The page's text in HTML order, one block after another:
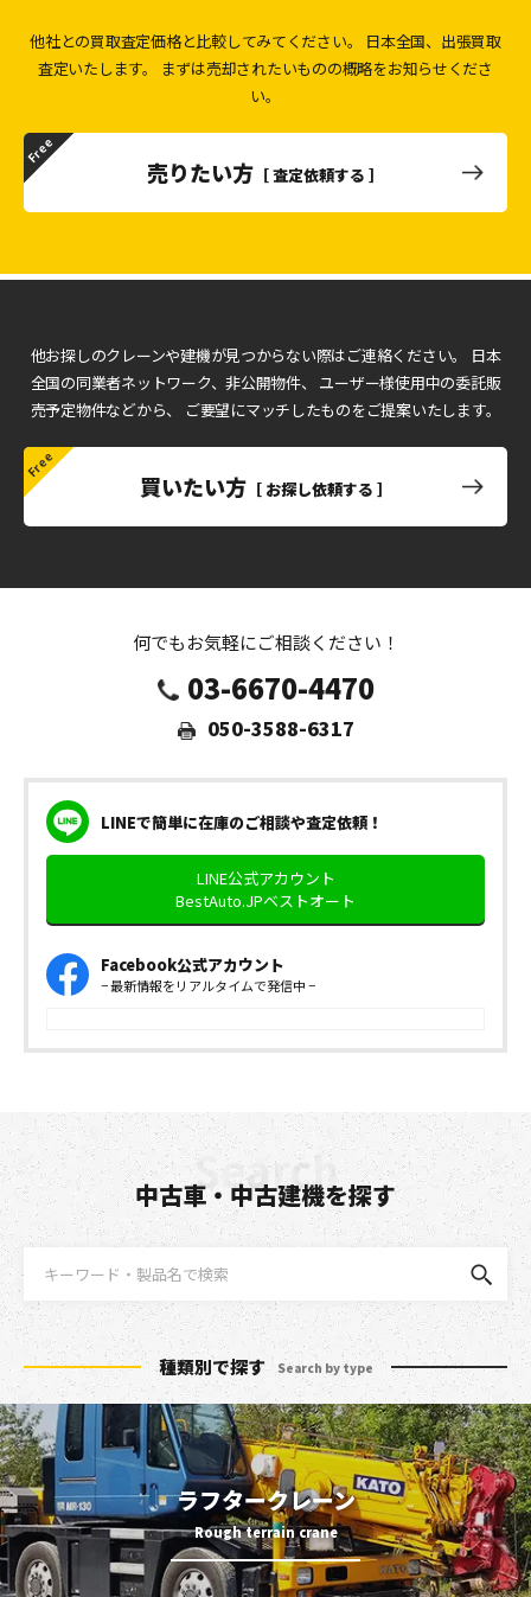
他社との買取査定価格と比較してみてください。
日本全国、出張買取
査定いたします。
まずは売却されたいものの概略をお知らせくださ
い。
売りたい方 ［ 査定依頼する ］
他お探しのクレーンや建機が見つからない際はご連絡ください。
日本
全国の同業者ネットワーク、非公開物件、 ユーザー様使用中の委託販
売予定物件などから、
ご要望にマッチしたものをご提案いたします。
買いたい方［ お探し依頼する ］
何でもお気軽にご相談ください！
03-6670-4470
050-3588-6317
LINEで簡単に在庫のご相談や査定依頼！
LINE公式アカウント
BestAuto.JPベストオート
Facebook公式アカウント
− 最新情報をリアルタイムで発信中 −
中古車・中古建機を探す
種類別で探す Search by type
ラフタークレーン